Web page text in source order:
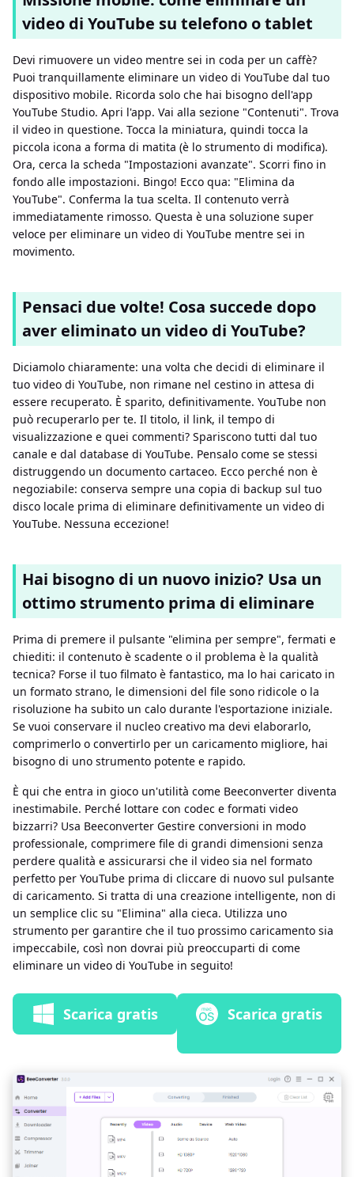
video di YouTube su telefono o tablet
Devi rimuovere un video mentre sei in coda per un caffè?
Puoi tranquillamente eliminare un video di YouTube dal tuo
dispositivo mobile. Ricorda solo che hai bisogno dell'app
YouTube Studio. Apri l'app. Vai alla sezione "Contenuti". Trova
il video in questione. Tocca la miniatura, quindi tocca la
piccola icona a forma di matita (è lo strumento di modifica).
Ora, cerca la scheda "Impostazioni avanzate". Scorri fino in
fondo alle impostazioni. Bingo! Ecco qua: "Elimina da
YouTube". Conferma la tua scelta. Il contenuto verrà
immediatamente rimosso. Questa è una soluzione super
veloce per eliminare un video di YouTube mentre sei in
movimento.
Pensaci due volte! Cosa succede dopo
aver eliminato un video di YouTube?
Diciamolo chiaramente: una volta che decidi di eliminare il
tuo video di YouTube, non rimane nel cestino in attesa di
essere recuperato. È sparito, definitivamente. YouTube non
può recuperarlo per te. Il titolo, il link, il tempo di
visualizzazione e quei commenti? Spariscono tutti dal tuo
canale e dal database di YouTube. Pensalo come se stessi
distruggendo un documento cartaceo. Ecco perché non è
negoziabile: conserva sempre una copia di backup sul tuo
disco locale prima di eliminare definitivamente un video di
YouTube. Nessuna eccezione!
Hai bisogno di un nuovo inizio? Usa un
ottimo strumento prima di eliminare
Prima di premere il pulsante "elimina per sempre", fermati e
chiediti: il contenuto è scadente o il problema è la qualità
tecnica? Forse il tuo filmato è fantastico, ma lo hai caricato in
un formato strano, le dimensioni del file sono ridicole o la
risoluzione ha subito un calo durante l'esportazione iniziale.
Se vuoi conservare il nucleo creativo ma devi elaborarlo,
comprimerlo o convertirlo per un caricamento migliore, hai
bisogno di uno strumento potente e rapido.
È qui che entra in gioco un'utilità come Beeconverter diventa
inestimabile. Perché lottare con codec e formati video
bizzarri? Usa Beeconverter Gestire conversioni in modo
professionale, comprimere file di grandi dimensioni senza
perdere qualità e assicurarsi che il video sia nel formato
perfetto per YouTube prima di cliccare di nuovo sul pulsante
di caricamento. Si tratta di una creazione intelligente, non di
un semplice clic su "Elimina" alla cieca. Utilizza uno
strumento per garantire che il tuo prossimo caricamento sia
impeccabile, così non dovrai più preoccuparti di come
eliminare un video di YouTube in seguito!
Scarica gratis Scarica gratis